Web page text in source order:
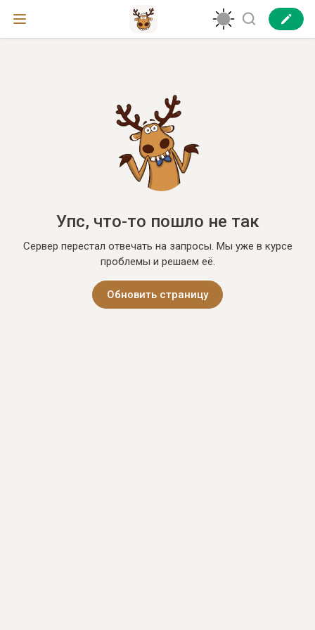
Упс, что-то пошло не так
Сервер перестал отвечать на запросы. Мы уже в курсе
проблемы и решаем её.
Обновить страницу